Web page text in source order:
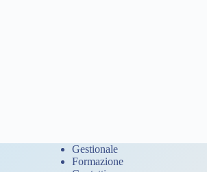
Gestionale
Formazione